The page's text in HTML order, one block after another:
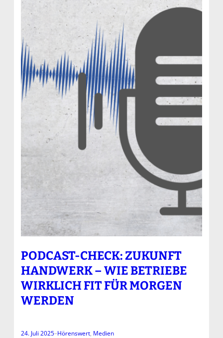
PODCAST-CHECK: ZUKUNFT
HANDWERK – WIE BETRIEBE
WIRKLICH FIT FÜR MORGEN
WERDEN
24. Juli 2025–Hörenswert, Medien